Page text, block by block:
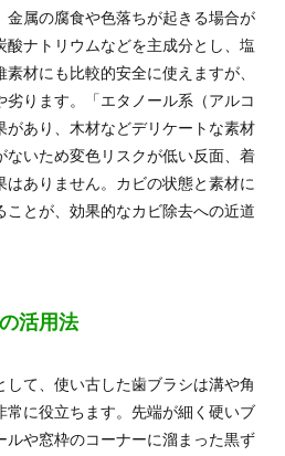
金属の腐食や色落ちが起きる場合が
酸ナトリウムなどを主成分とし、塩
材にも比較的安全に使えますが、
ります。「エタノール系（アルコ
があり、木材などデリケートな素材
ないため変色リスクが低い反面、着
ありません。カビの状態と素材に
とが、効果的なカビ除去への近道
活用法
て、使い古した歯ブラシは溝や角
常に役立ちます。先端が細く硬いブ
ルや窓枠のコーナーに溜まった黒ず